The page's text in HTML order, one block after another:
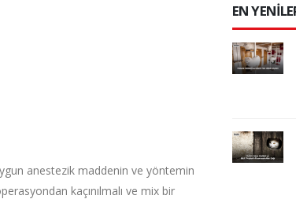
anestezik maddenin ve yöntemin
kaçınılmalı ve mix bir
EN